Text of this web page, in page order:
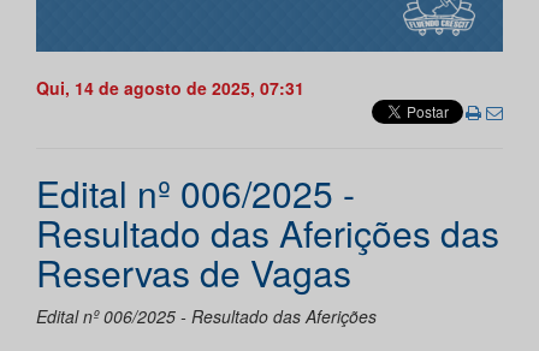
Qui, 14 de agosto de 2025, 07:31
Edital nº 006/2025 -
Resultado das Aferições das
Reservas de Vagas
Edital nº 006/2025 - Resultado das Aferições